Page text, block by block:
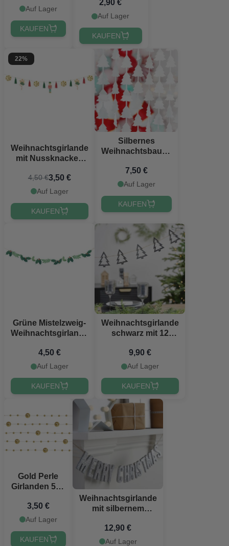
Auf Lager
KAUFEN
cm
2,90 €
Auf Lager
KAUFEN
22%
Weihnachtsgirlande
mit Nussknacker,
2 Meter
4,50 €3,50 €
Auf Lager
KAUFEN
Silbernes
Weihnachtsbaum-
100x245 cm
7,50 €
Auf Lager
KAUFEN
Grüne Mistelzweig-
Weihnachtsgirlande
4,50 €
Auf Lager
KAUFEN
Weihnachtsgirlande
schwarz mit 12
2 Meter
9,90 €
Auf Lager
KAUFEN
Gold Perle
Girlanden 5x -
3,50 €
Auf Lager
KAUFEN
Weihnachtsgirlande
mit silbernem
Christmas 70 cm
12,90 €
Auf Lager